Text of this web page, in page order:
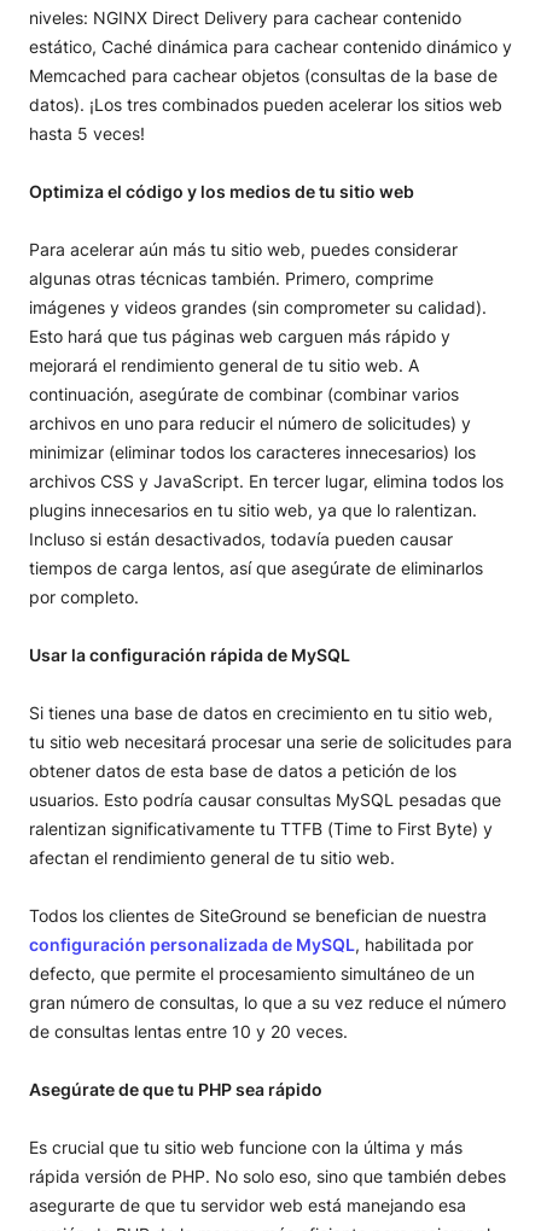
niveles: NGINX Direct Delivery para cachear contenido
estático, Caché dinámica para cachear contenido dinámico y
Memcached para cachear objetos (consultas de la base de
datos). ¡Los tres combinados pueden acelerar los sitios web
hasta 5 veces!
Optimiza el código y los medios de tu sitio web
Para acelerar aún más tu sitio web, puedes considerar
algunas otras técnicas también. Primero, comprime
imágenes y videos grandes (sin comprometer su calidad).
Esto hará que tus páginas web carguen más rápido y
mejorará el rendimiento general de tu sitio web. A
continuación, asegúrate de combinar (combinar varios
archivos en uno para reducir el número de solicitudes) y
minimizar (eliminar todos los caracteres innecesarios) los
archivos CSS y JavaScript. En tercer lugar, elimina todos los
plugins innecesarios en tu sitio web, ya que lo ralentizan.
Incluso si están desactivados, todavía pueden causar
tiempos de carga lentos, así que asegúrate de eliminarlos
por completo.
Usar la configuración rápida de MySQL
Si tienes una base de datos en crecimiento en tu sitio web,
tu sitio web necesitará procesar una serie de solicitudes para
obtener datos de esta base de datos a petición de los
usuarios. Esto podría causar consultas MySQL pesadas que
ralentizan significativamente tu TTFB (Time to First Byte) y
afectan el rendimiento general de tu sitio web.
Todos los clientes de SiteGround se benefician de nuestra
configuración personalizada de MySQL, habilitada por
defecto, que permite el procesamiento simultáneo de un
gran número de consultas, lo que a su vez reduce el número
de consultas lentas entre 10 y 20 veces.
Asegúrate de que tu PHP sea rápido
Es crucial que tu sitio web funcione con la última y más
rápida versión de PHP. No solo eso, sino que también debes
asegurarte de que tu servidor web está manejando esa